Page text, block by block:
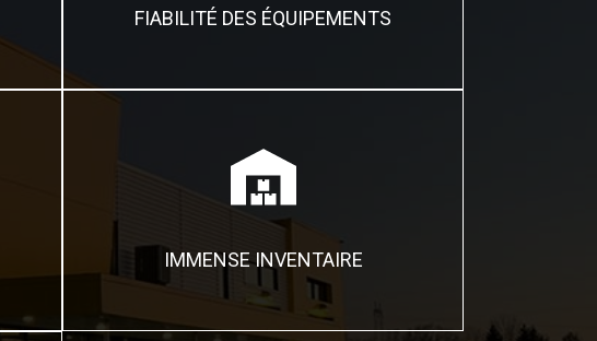
FIABILITÉ DES ÉQUIPEMENTS
IMMENSE INVENTAIRE